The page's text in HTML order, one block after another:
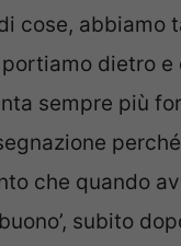
cose, abbiamo
dietro e
sempre più
che quando
subito